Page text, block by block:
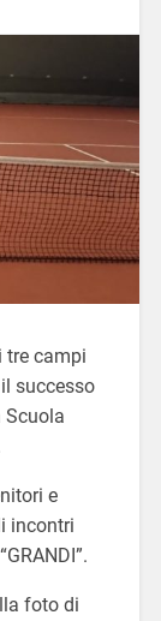
tre campi
successo
Scuola
e
incontri
foto di